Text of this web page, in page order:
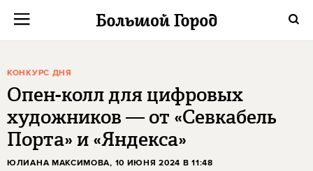
КОНКУРС ДНЯ
Опен-колл для цифровых
художников — от «Севкабель
Порта» и «Яндекса»
ЮЛИАНА МАКСИМОВА, 10 ИЮНЯ 2024 В 11:48